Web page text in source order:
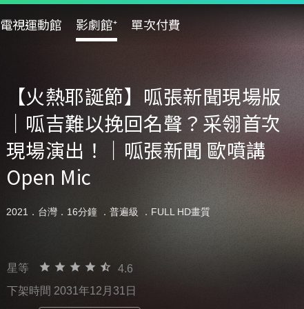
電視運動館 影劇館⁺ 單次付費
【火熱耶誕節】呱張新聞現場版
｜呱吉難以挽回名聲？采翎首次
現場演出！｜呱張新聞 歐噴講
Open Mic
2021．台灣．16分鐘 ． 普遍級 ．FULL HD畫質
星等
4.6
下架時間 2031年12月31日